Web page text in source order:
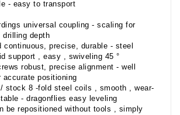
- easy to transport
universal coupling - scaling for
drilling depth
continuous, precise, durable - steel
support , easy , swiveling 45 °
robust, precise alignment - well
accurate positioning
stock 8 -fold steel coils , smooth , wear-
- dragonflies easy leveling
be repositioned without tools , simply